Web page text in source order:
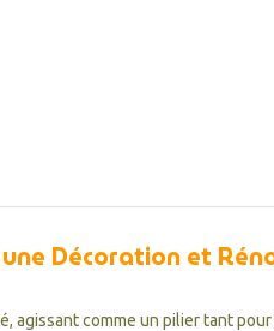
Décoration et
agissant comme un pilier tant pour